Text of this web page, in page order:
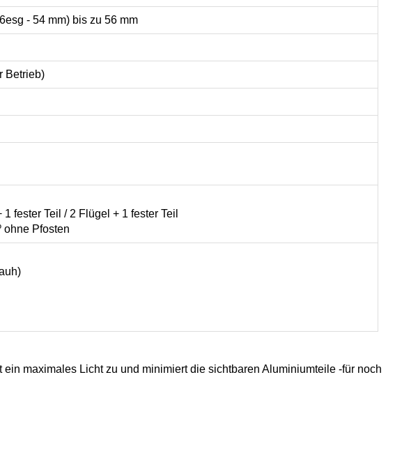
- 54 mm) bis zu 56 mm
Betrieb)
fester Teil / 2 Flügel + 1 fester Teil
ohne Pfosten
maximales Licht zu und minimiert die sichtbaren Aluminiumteile -für noch